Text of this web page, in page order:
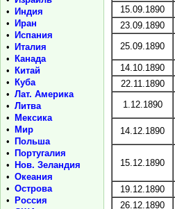
•
Индия
•
Иран
•
Испания
•
Италия
•
Канада
•
Китай
•
Куба
• Лат. Америка
• Литва
•
Мексика
•
Мир
•
Польша
•
Португалия
•
Нов. Зеландия
• Океания
• Острова
•
Россия
15.09.1890
23.09.1890
25.09.1890
14.10.1890
22.11.1890
1.12.1890
14.12.1890
15.12.1890
19.12.1890
26.12.1890